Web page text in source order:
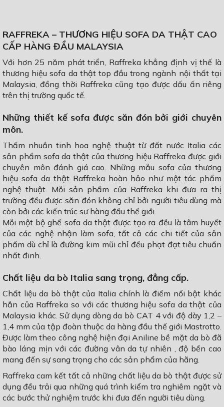
RAFFREKA – THƯƠNG HIỆU SOFA DA THẬT CAO
CẤP HÀNG ĐẦU MALAYSIA
Với hơn 25 năm phát triển, Raffreka khẳng định vị thế là
thương hiệu sofa da thật top đầu trong ngành nội thất tại
Malaysia, đồng thời Raffreka cũng tạo được dấu ấn riêng
trên thị trường quốc tế.
Những thiết kế sofa được săn đón bởi giới chuyên
môn.
Thấm nhuần tinh hoa nghệ thuật từ đất nước Italia các
sản phẩm sofa da thật của thương hiệu Raffreka được giới
chuyên môn đánh giá cao. Những mẫu sofa của thương
hiệu sofa da thật Raffreka hoàn hảo như một tác phẩm
nghệ thuật. Mỗi sản phẩm của Raffreka khi đưa ra thị
trường đều được săn đón không chỉ bởi người tiêu dùng mà
còn bởi các kiến trúc sư hàng đầu thế giới.
Mỗi một bộ ghế sofa da thật được tạo ra đều là tâm huyết
của các nghệ nhận làm sofa, tất cả các chi tiết của sản
phẩm dù chỉ là đường kim mũi chỉ đều phạt đạt tiêu chuẩn
nhất đinh.
Chất liệu da bò Italia sang trọng, đẳng cấp.
Chất liệu da bò thật của Italia chính là điểm nổi bật khác
hẳn của Raffreka so với các thương hiệu sofa da thật của
Malaysia khác. Sử dụng dòng da bò CAT 4 với độ dày 1,2 –
1,4 mm của tập đoàn thuộc da hàng đầu thế giới Mastrotto.
Được làm theo công nghệ hiện đại Aniline bề mặt da bò đã
bào láng mịn với các đường vân da tự nhiên , độ bền cao
mang đến sự sang trọng cho các sản phẩm của hãng.
Raffreka cam kết tất cả những chất liệu da bò thật được sử
dụng đều trải qua những quá trình kiểm tra nghiêm ngặt và
các bước thử nghiệm trước khi đưa đến người tiêu dùng.